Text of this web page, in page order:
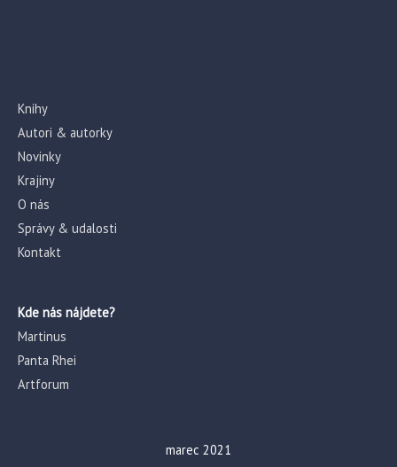
Knihy
Autori & autorky
Novinky
Krajiny
O nás
Správy & udalosti
Kontakt
Kde nás nájdete?
Martinus
Panta Rhei
Artforum
marec 2021